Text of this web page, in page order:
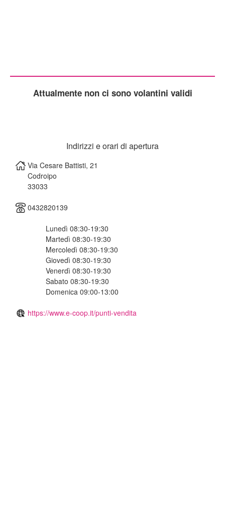
Attualmente non ci sono volantini validi
Indirizzi e orari di apertura
Via Cesare Battisti, 21
Codroipo
33033
0432820139
Lunedì 08:30-19:30
Martedì 08:30-19:30
Mercoledì 08:30-19:30
Giovedì 08:30-19:30
Venerdì 08:30-19:30
Sabato 08:30-19:30
Domenica 09:00-13:00
https://www.e-coop.it/punti-vendita